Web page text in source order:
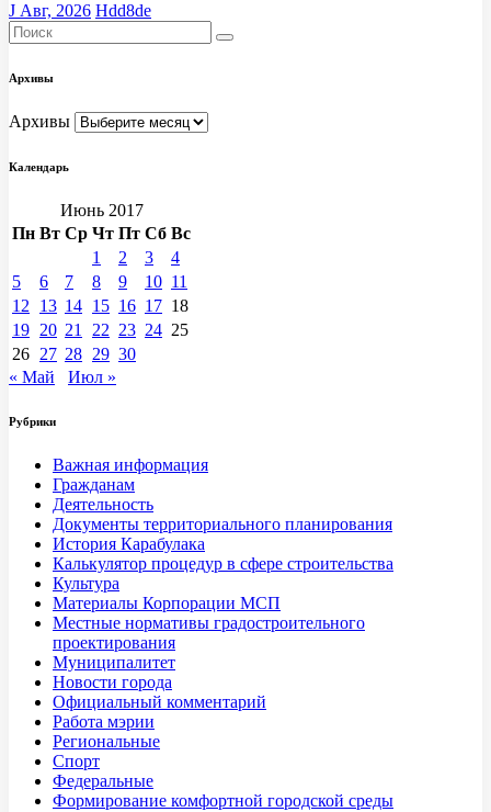
J Авг, 2026 Hdd8de
Архивы
Архивы
Календарь
Июнь 2017
Пн Вт Ср Чт Пт Сб Вс
1
2 3
4
5
6 7 8 9 10 11
12
13 14 15 16 17 18
19 20 21 22 23 24 25
26 27 28 29 30
« Май
Июл »
Рубрики
Важная информация
Гражданам
Деятельность
Документы территориального планирования
История Карабулака
Калькулятор процедур в сфере строительства
Культура
Материалы Корпорации МСП
Местные нормативы градостроительного
проектирования
Муниципалитет
Новости города
Официальный комментарий
Работа мэрии
Региональные
Спорт
Федеральные
Формирование комфортной городской среды